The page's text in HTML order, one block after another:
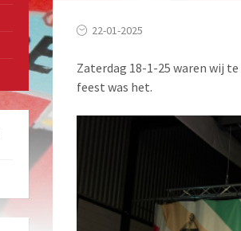
22-01-2025
Zaterdag 18-1-25 waren wij
feest was het.